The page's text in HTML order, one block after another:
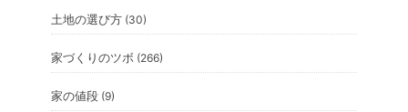
土地の選び方 (30)
家づくりのツボ (266)
家の値段 (9)